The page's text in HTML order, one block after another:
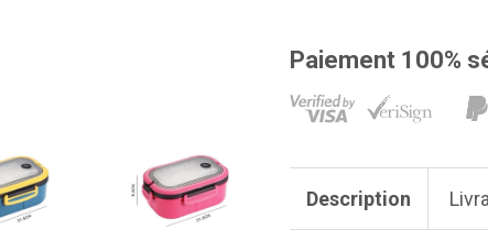
Paiement 100%
Description